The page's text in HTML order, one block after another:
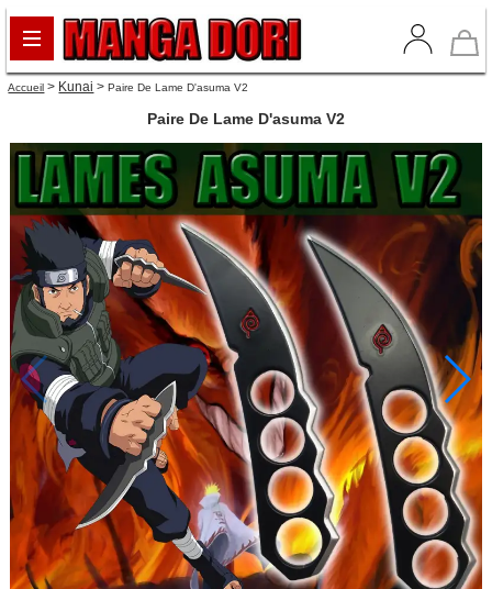
Accueil > Kunai >Paire De Lame D'asuma V2
Paire De Lame D'asuma V2